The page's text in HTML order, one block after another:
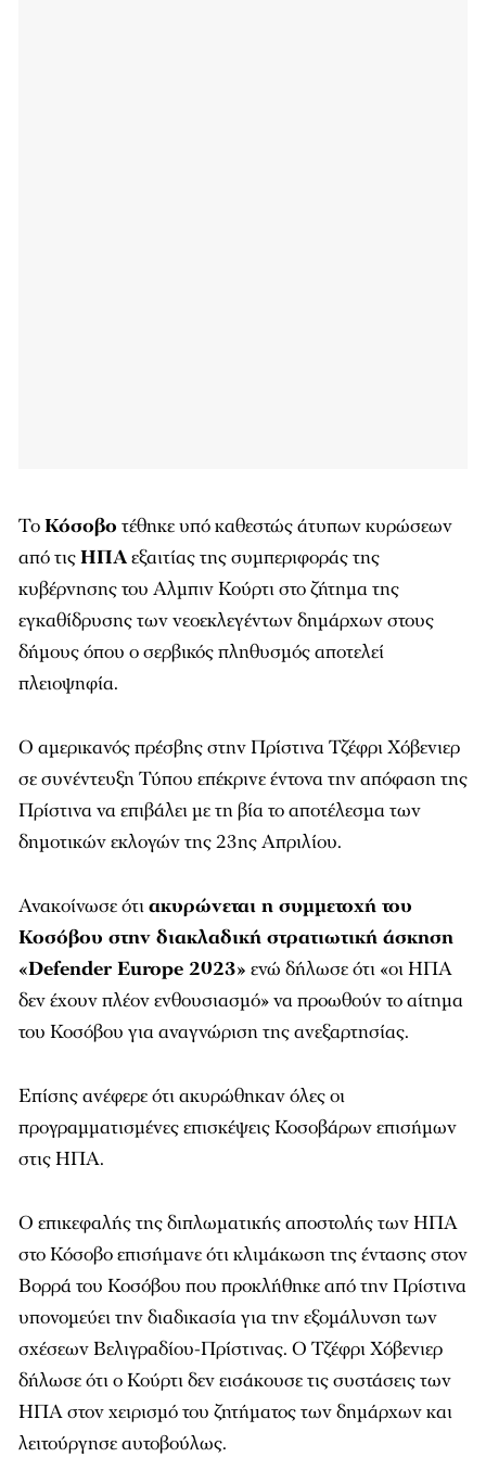
ΤοΚόσοβο τέθηκε υπό καθεστώς άτυπων κυρώσεων
από τιςΗΠΑεξαιτίας της συμπεριφοράς της
κυβέρνησης του Αλμπιν Κούρτι στο ζήτημα της
εγκαθίδρυσης των νεοεκλεγέντων δημάρχων στους
δήμους όπου ο σερβικός πληθυσμός αποτελεί
πλειοψηφία.
Ο αμερικανός πρέσβης στην Πρίστινα Τζέφρι Χόβενιερ
σε συνέντευξη Τύπου επέκρινε έντονα την απόφαση της
Πρίστινα να επιβάλει με τη βία το αποτέλεσμα των
δημοτικών εκλογών της 23ης Απριλίου.
Ανακοίνωσε ότιακυρώνεται η συμμετοχή του
Κοσόβου στην διακλαδική στρατιωτική άσκηση
«Defender Europe 2023» ενώ δήλωσε ότι «οι ΗΠΑ
δεν έχουν πλέον ενθουσιασμό» να προωθούν το αίτημα
του Κοσόβου για αναγνώριση της ανεξαρτησίας.
Επίσης ανέφερε ότι ακυρώθηκαν όλες οι
προγραμματισμένες επισκέψεις Κοσοβάρων επισήμων
στις ΗΠΑ.
Ο επικεφαλής της διπλωματικής αποστολής των ΗΠΑ
στο Κόσοβο επισήμανε ότι κλιμάκωση της έντασης στον
Βορρά του Κοσόβου που προκλήθηκε από την Πρίστινα
υπονομεύει την διαδικασία για την εξομάλυνση των
σχέσεων Βελιγραδίου-Πρίστινας. Ο Τζέφρι Χόβενιερ
δήλωσε ότι ο Κούρτι δεν εισάκουσε τις συστάσεις των
ΗΠΑ στον χειρισμό του ζητήματος των δημάρχων και
λειτούργησε αυτοβούλως.